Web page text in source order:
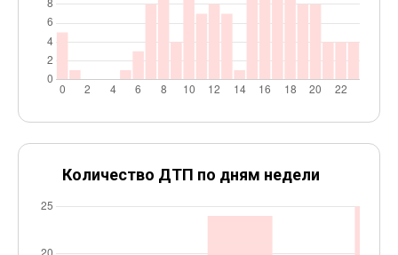
Количество ДТП по дням недели